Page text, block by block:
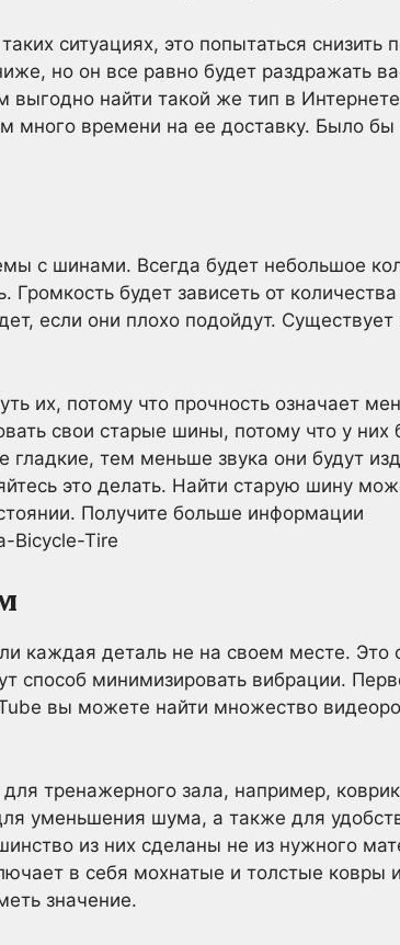
ситуациях, это попытаться снизить
но он все равно будет раздражать
выгодно найти такой же тип в
много времени на ее доставку. Было
с шинами. Всегда будет небольшое
будет зависеть от
если они плохо подойдут. Существует
их, потому что прочность означает
свои старые шины, потому что у них
тем меньше звука они будут
это делать. Найти старую шину
Получите больше информации
Bicycle-Tire
каждая деталь не на своем месте. Это
способ минимизировать вибрации.
вы можете найти множество
тренажерного зала, например,
уменьшения шума, а также для
из них сделаны не из нужного
в себя мохнатые и толстые ковры
значение.